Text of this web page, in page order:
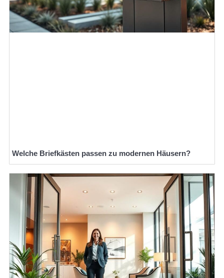
Welche Briefkästen passen zu modernen Häusern?